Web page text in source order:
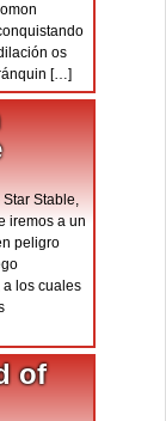
os
[…]
Stable,
iremos a un
peligro
los cuales
of